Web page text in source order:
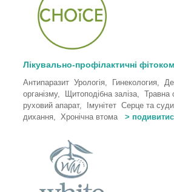
Лікувально-профілактичні
Антипаразит Урологія, Гинекология,
організму, Щитоподібна заліза,
руховий апарат, Імунітет Серце та
дихання, Хронічна втома >